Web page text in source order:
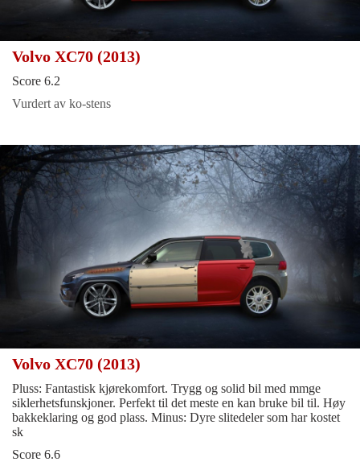
Volvo XC70 (2013)
Score 6.2
Vurdert av ko-stens
Volvo XC70 (2013)
Pluss: Fantastisk kjørekomfort. Trygg og solid bil med mmge
siklerhetsfunskjoner. Perfekt til det meste en kan bruke bil til. Høy
bakkeklaring og god plass. Minus: Dyre slitedeler som har kostet
sk
Score 6.6